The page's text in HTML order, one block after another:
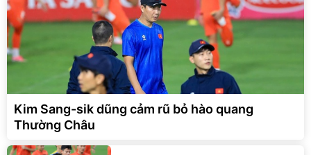
Kim Sang-sik dũng cảm rũ bỏ hào quang
Thường Châu